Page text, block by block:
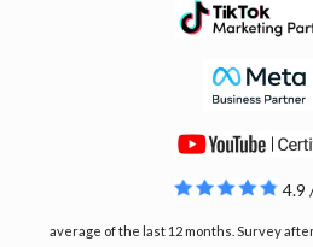
4.9
average of the last 12 months. Survey